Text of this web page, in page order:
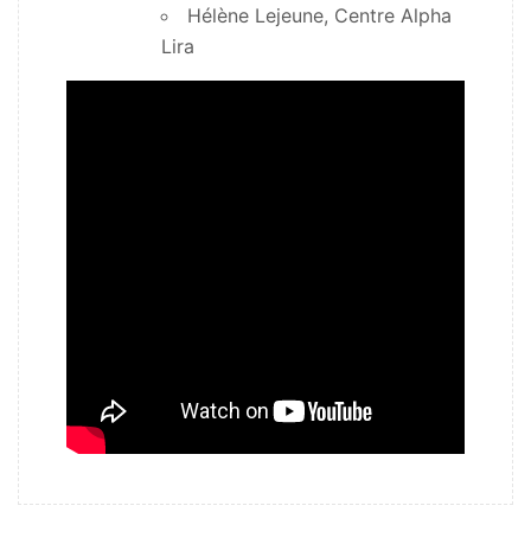
Hélène Lejeune, Centre Alpha
Lira